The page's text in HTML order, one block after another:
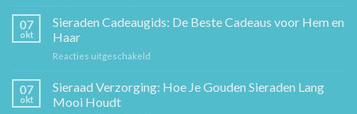
Gouden
Ketting:
Sierkunst
en
07
okt
Sieraden Cadeaugids: De Beste Cadeaus voor Hem en
Haar
Reacties uitgeschakeld
Cadeaugids:
De
07
okt
Sieraad Verzorging: Hoe Je Gouden Sieraden Lang
Mooi Houdt